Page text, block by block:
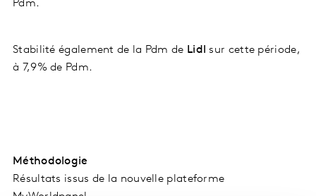
Pdm.
Stabilité également de la Pdm de Lidl
sur cette période,
à 7,9% de Pdm.
Méthodologie
Résultats issus de la nouvelle plateforme